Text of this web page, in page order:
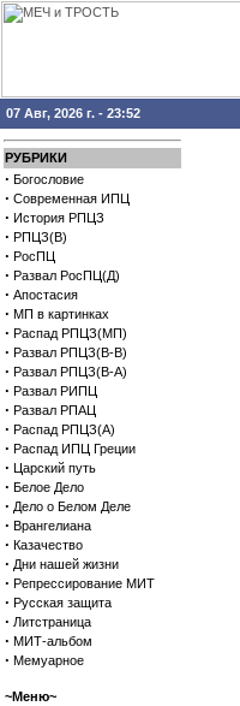
07 Авг, 2026 г. - 23:52
РУБРИКИ
· Богословие
· Современная ИПЦ
· История РПЦЗ
· РПЦЗ(В)
· РосПЦ
· Развал РосПЦ(Д)
· Апостасия
· МП в картинках
· Распад РПЦЗ(МП)
· Развал РПЦЗ(В-В)
· Развал РПЦЗ(В-А)
· Развал РИПЦ
· Развал РПАЦ
· Распад РПЦЗ(А)
· Распад ИПЦ Греции
· Царский путь
· Белое Дело
· Дело о Белом Деле
· Врангелиана
· Казачество
· Дни нашей жизни
· Репрессирование МИТ
· Русская защита
· Литстраница
· МИТ-альбом
· Мемуарное
~Меню~